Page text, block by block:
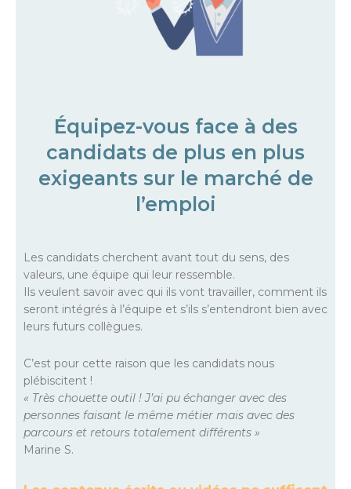
Équipez-vous face à des
candidats de plus en plus
exigeants sur le marché de
l’emploi
Les candidats cherchent avant tout du sens, des
valeurs, une équipe qui leur ressemble.
Ils veulent savoir avec qui ils vont travailler, comment ils
seront intégrés à l’équipe et s’ils s’entendront bien avec
leurs futurs collègues.
C’est pour cette raison que les candidats nous
plébiscitent !
« Très chouette outil ! J’ai pu échanger avec des
personnes faisant le même métier mais avec des
parcours et retours totalement différents »
Marine S.